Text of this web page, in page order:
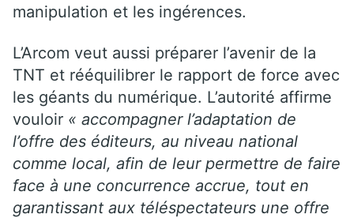
manipulation et les ingérences.
L’Arcom veut aussi préparer l’avenir de la
TNT et rééquilibrer le rapport de force avec
les géants du numérique. L’autorité affirme
vouloir « accompagner l’adaptation de
l’offre des éditeurs, au niveau national
comme local, afin de leur permettre de faire
face à une concurrence accrue, tout en
garantissant aux téléspectateurs une offre